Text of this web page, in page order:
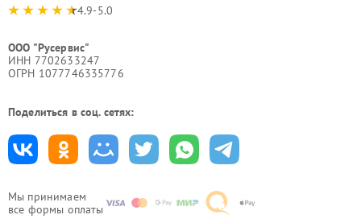
Мы принимаем
все формы оплаты
4.9-5.0
ООО "Русервис"
ИНН 7702633247
ОГРН 1077746335776
Поделиться в соц. сетях: